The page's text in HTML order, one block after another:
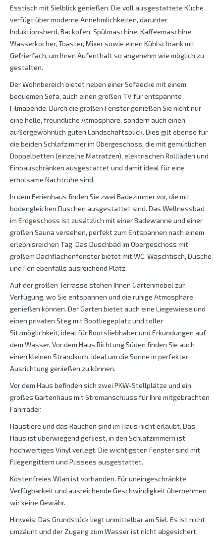
Esstisch mit Sielblick genießen. Die voll ausgestattete Küche
verfügt über moderne Annehmlichkeiten, darunter
Induktionsherd, Backofen, Spülmaschine, Kaffeemaschine,
Wasserkocher, Toaster, Mixer sowie einen Kühlschrank mit
Gefrierfach, um Ihren Aufenthalt so angenehm wie möglich zu
gestalten.
Der Wohnbereich bietet neben einer Sofaecke mit einem
bequemen Sofa, auch einen großen TV für entspannte
Filmabende. Durch die großen Fenster genießen Sie nicht nur
eine helle, freundliche Atmosphäre, sondern auch einen
außergewöhnlich guten Landschaftsblick. Dies gilt ebenso für
die beiden Schlafzimmer im Obergeschoss, die mit gemütlichen
Doppelbetten (einzelne Matratzen), elektrischen Rollläden und
Einbauschränken ausgestattet und damit ideal für eine
erholsame Nachtruhe sind.
In dem Ferienhaus finden Sie zwei Badezimmer vor, die mit
bodengleichen Duschen ausgestattet sind. Das Wellnessbad
im Erdgeschoss ist zusätzlich mit einer Badewanne und einer
großen Sauna versehen, perfekt zum Entspannen nach einem
erlebnisreichen Tag. Das Duschbad im Obergeschoss mit
großem Dachflächenfenster bietet mit WC, Waschtisch, Dusche
und Fön ebenfalls ausreichend Platz.
Auf der großen Terrasse stehen Ihnen Gartenmöbel zur
Verfügung, wo Sie entspannen und die ruhige Atmosphäre
genießen können. Der Garten bietet auch eine Liegewiese und
einen privaten Steg mit Bootliegeplatz und toller
Sitzmöglichkeit, ideal für Bootsliebhaber und Erkundungen auf
dem Wasser. Vor dem Haus Richtung Süden finden Sie auch
einen kleinen Strandkorb, ideal um die Sonne in perfekter
Ausrichtung genießen zu können.
Vor dem Haus befinden sich zwei PKW-Stellplätze und ein
großes Gartenhaus mit Stromanschluss für Ihre mitgebrachten
Fahrräder.
Haustiere und das Rauchen sind im Haus nicht erlaubt. Das
Haus ist überwiegend gefliest, in den Schlafzimmern ist
hochwertiges Vinyl verlegt. Die wichtigsten Fenster sind mit
Fliegengittern und Plissees ausgestattet.
Kostenfreies Wlan ist vorhanden. Für uneingeschränkte
Verfügbarkeit und ausreichende Geschwindigkeit übernehmen
wir keine Gewähr.
Hinweis: Das Grundstück liegt unmittelbar am Siel. Es ist nicht
umzäunt und der Zugang zum Wasser ist nicht abgesichert.